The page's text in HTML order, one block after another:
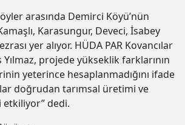
arasında Demirci Köyü’nün
Karasungur, Deveci, İsabey
yer alıyor. HÜDA PAR Kovancılar
Yılmaz, projede yükseklik farklarının
yeterince hesaplanmadığını ifade
doğrudan tarımsal üretimi ve
dedi.